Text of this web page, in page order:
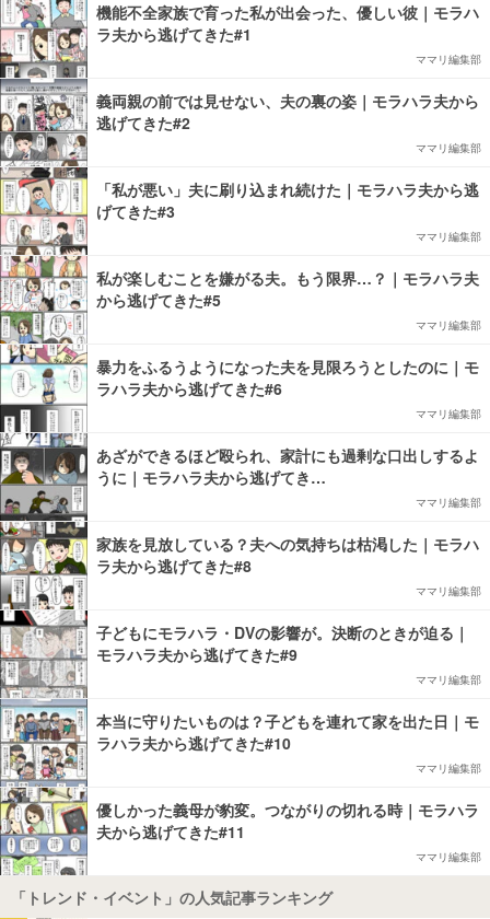
機能不全家族で育った私が出会った、優しい彼｜モラハ
ラ夫から逃げてきた#1
ママリ編集部
義両親の前では見せない、夫の裏の姿｜モラハラ夫から
逃げてきた#2
ママリ編集部
「私が悪い」夫に刷り込まれ続けた｜モラハラ夫から逃
げてきた#3
ママリ編集部
私が楽しむことを嫌がる夫。もう限界…？｜モラハラ夫
から逃げてきた#5
ママリ編集部
暴力をふるうようになった夫を見限ろうとしたのに｜モ
ラハラ夫から逃げてきた#6
ママリ編集部
あざができるほど殴られ、家計にも過剰な口出しするよ
うに｜モラハラ夫から逃げてき…
ママリ編集部
家族を見放している？夫への気持ちは枯渇した｜モラハ
ラ夫から逃げてきた#8
ママリ編集部
子どもにモラハラ・DVの影響が。決断のときが迫る｜
モラハラ夫から逃げてきた#9
ママリ編集部
本当に守りたいものは？子どもを連れて家を出た日｜モ
ラハラ夫から逃げてきた#10
ママリ編集部
優しかった義母が豹変。つながりの切れる時｜モラハラ
夫から逃げてきた#11
ママリ編集部
「トレンド・イベント」の人気記事ランキング